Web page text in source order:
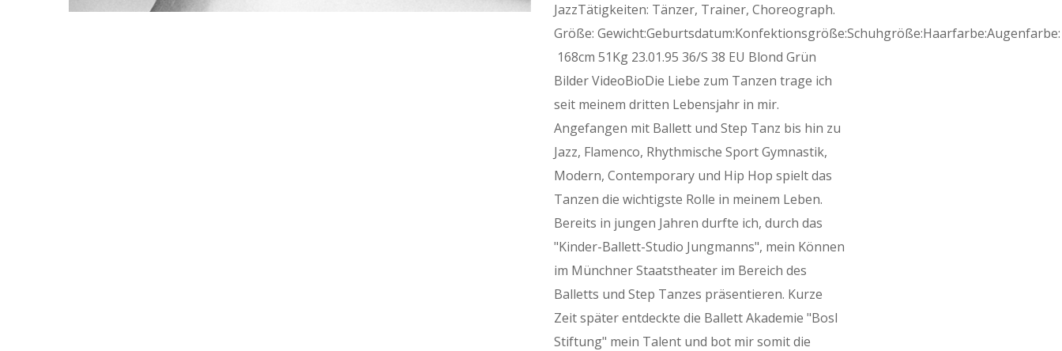
JazzTätigkeiten: Tänzer, Trainer, Choreograph.
Größe: Gewicht:Geburtsdatum:Konfektionsgröße:Schuhgröße:Haarfarbe:Augenfarbe:
168cm 51Kg 23.01.95 36/S 38 EU Blond Grün
Bilder VideoBioDie Liebe zum Tanzen trage ich
seit meinem dritten Lebensjahr in mir.
Angefangen mit Ballett und Step Tanz bis hin zu
Jazz, Flamenco, Rhythmische Sport Gymnastik,
Modern, Contemporary und Hip Hop spielt das
Tanzen die wichtigste Rolle in meinem Leben.
Bereits in jungen Jahren durfte ich, durch das
"Kinder-Ballett-Studio Jungmanns", mein Können
im Münchner Staatstheater im Bereich des
Balletts und Step Tanzes präsentieren. Kurze
Zeit später entdeckte die Ballett Akademie "Bosl
Stiftung" mein Talent und bot mir somit die